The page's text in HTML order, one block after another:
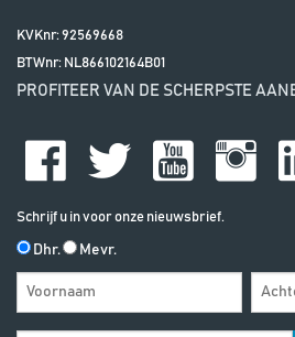
KVKnr: 92569668
BTWnr: NL866102164B01
PROFITEER VAN DE SCHERPSTE
Schrijf u in voor onze nieuwsbrief.
Dhr. Mevr.